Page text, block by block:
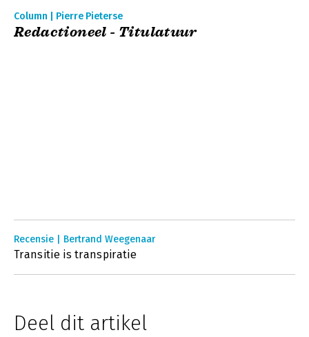
Column | Pierre Pieterse
Redactioneel - Titulatuur
Recensie | Bertrand Weegenaar
Transitie is transpiratie
Deel dit artikel